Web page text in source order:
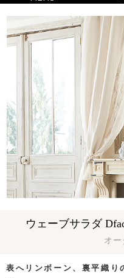
表へリンボーン、裏平織り
オー
ウェーブサラダ